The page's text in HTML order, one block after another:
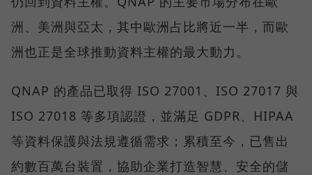
洲、美洲與亞太，其中歐洲占比將近一半，而歐
洲也正是全球推動資料主權的最大動力。
QNAP 的產品已取得 ISO 27001、ISO 27017 與
ISO 27018 等多項認證，並滿足 GDPR、HIPAA
等資料保護與法規遵循需求；累積至今，已售出
約數百萬台裝置，協助企業打造智慧、安全的儲